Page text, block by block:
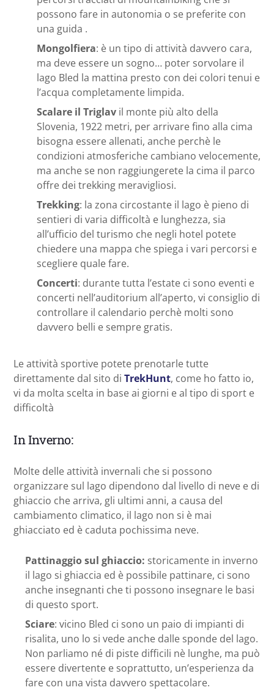
possono fare in autonomia o se preferite con
una guida .
Mongolfiera: è un tipo di attività davvero cara,
ma deve essere un sogno… poter sorvolare il
lago Bled la mattina presto con dei colori tenui e
l’acqua completamente limpida.
Scalare il Triglav il monte più alto della
Slovenia, 1922 metri, per arrivare fino alla cima
bisogna essere allenati, anche perchè le
condizioni atmosferiche cambiano velocemente,
ma anche se non raggiungerete la cima il parco
offre dei trekking meravigliosi.
Trekking: la zona circostante il lago è pieno di
sentieri di varia difficoltà e lunghezza, sia
all’ufficio del turismo che negli hotel potete
chiedere una mappa che spiega i vari percorsi e
scegliere quale fare.
Concerti: durante tutta l’estate ci sono eventi e
concerti nell’auditorium all’aperto, vi consiglio di
controllare il calendario perchè molti sono
davvero belli e sempre gratis.
Le attività sportive potete prenotarle tutte
direttamente dal sito di TrekHunt, come ho fatto io,
vi da molta scelta in base ai giorni e al tipo di sport e
difficoltà
In Inverno:
Molte delle attività invernali che si possono
organizzare sul lago dipendono dal livello di neve e di
ghiaccio che arriva, gli ultimi anni, a causa del
cambiamento climatico, il lago non si è mai
ghiacciato ed è caduta pochissima neve.
Pattinaggio sul ghiaccio: storicamente in inverno
il lago si ghiaccia ed è possibile pattinare, ci sono
anche insegnanti che ti possono insegnare le basi
di questo sport.
Sciare: vicino Bled ci sono un paio di impianti di
risalita, uno lo si vede anche dalle sponde del lago.
Non parliamo né di piste difficili nè lunghe, ma può
essere divertente e soprattutto, un’esperienza da
fare con una vista davvero spettacolare.